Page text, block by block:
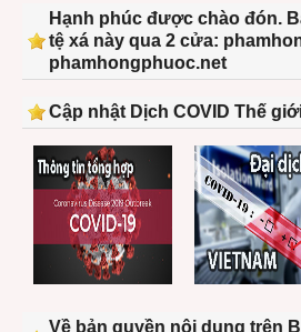
Hạnh phúc được chào đón.
tệ xá này qua 2 cửa:
phamhongphuoc.net
Cập nhật Dịch COVID Thế
Về bản quyền nội dung trên